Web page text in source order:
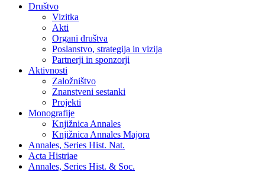
Društvo
Vizitka
Akti
Organi društva
Poslanstvo, strategija in vizija
Partnerji in sponzorji
Aktivnosti
Založništvo
Znanstveni sestanki
Projekti
Monografije
Knjižnica Annales
Knjižnica Annales Majora
Annales, Series Hist. Nat.
Acta Histriae
Annales, Series Hist. & Soc.